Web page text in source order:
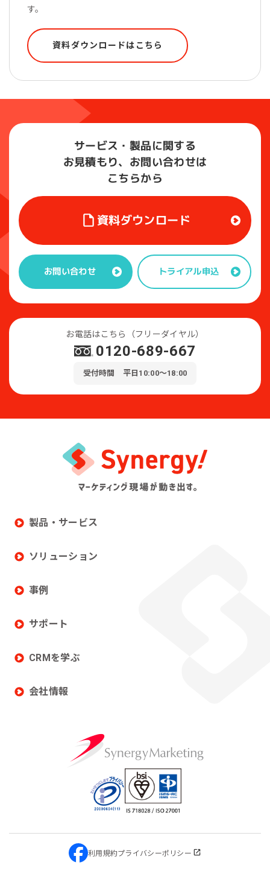
す。
資料ダウンロードはこちら
サービス・製品に関する
お見積もり、お問い合わせは
こちらから
資料ダウンロード
お問い合わせ トライアル申込
お電話はこちら（フリーダイヤル）
0120-689-667
受付時間 平日10:00～18:00
製品・サービス
ソリューション
事例
サポート
CRMを学ぶ
会社情報
利用規約プライバシーポリシー